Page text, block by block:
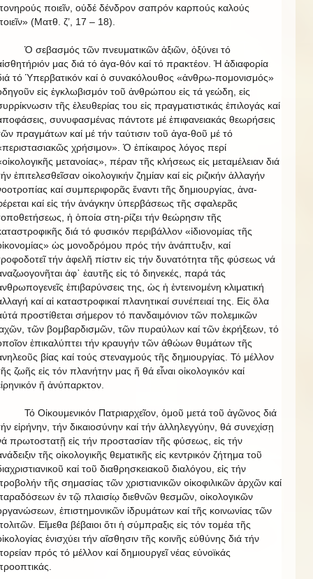
ποιεῖν, οὐδέ δένδρον σαπρόν καρπούς καλούς
(Ματθ. ζ’, 17 – 18).
σεβασμός τῶν πνευματικῶν ἀξιῶν, ὀξύνει τό
μας διά τό ἀγα-θόν καί τό πρακτέον. Ἡ ἀδιαφορία
τό Ὑπερβατικόν καί ὁ συνακόλουθος «ἀνθρω-πομονισμός»
εἰς ἐγκλωβισμόν τοῦ ἀνθρώπου εἰς τά γεώδη, εἰς
τῆς ἐλευθερίας του εἰς πραγματιστικάς ἐπιλογάς καί
συνυφασμένας πάντοτε μέ ἐπιφανειακάς θεωρήσεις
πραγμάτων καί μέ τήν ταύτισιν τοῦ ἀγα-θοῦ μέ τό
χρήσιμον». Ὁ ἐπίκαιρος λόγος περί
μετανοίας», πέραν τῆς κλήσεως εἰς μεταμέλειαν διά
ἐπιτελεσθεῖσαν οἰκολογικήν ζημίαν καί εἰς ριζικήν ἀλλαγήν
καί συμπεριφορᾶς ἔναντι τῆς δημιουργίας, ἀνα-
καί εἰς τήν ἀνάγκην ὑπερβάσεως τῆς σφαλερᾶς
ἡ ὁποία στη-ρίζει τήν θεώρησιν τῆς
διά τό φυσικόν περιβάλλον «ἰδιονομίας τῆς
ὡς μονοδρόμου πρός τήν ἀνάπτυξιν, καί
τήν ἀφελῆ πίστιν εἰς τήν δυνατότητα τῆς φύσεως νά
ἀφ᾿ ἑαυτῆς εἰς τό διηνεκές, παρά τάς
ἐπιβαρύνσεις της, ὡς ἡ ἐντεινομένη κλιματική
καί αἱ καταστροφικαί πλανητικαί συνέπειαί της. Εἰς ὅλα
προστίθεται σήμερον τό πανδαιμόνιον τῶν πολεμικῶν
τῶν βομβαρδισμῶν, τῶν πυραύλων καί τῶν ἐκρήξεων, τό
ἐπικαλύπτει τήν κραυγήν τῶν ἀθώων θυμάτων τῆς
βίας καί τούς στεναγμούς τῆς δημιουργίας. Τό μέλλον
ζωῆς εἰς τόν πλανήτην μας ἤ θά εἶναι οἰκολογικόν καί
ἤ ἀνύπαρκτον.
Οἰκουμενικόν Πατριαρχεῖον, ὁμοῦ μετά τοῦ ἀγῶνος διά
εἰρήνην, τήν δικαιοσύνην καί τήν ἀλληλεγγύην, θά συνεχίσῃ
πρωτοστατῇ εἰς τήν προστασίαν τῆς φύσεως, εἰς τήν
τῆς οἰκολογικῆς θεματικῆς εἰς κεντρικόν ζήτημα τοῦ
καί τοῦ διαθρησκειακοῦ διαλόγου, εἰς τήν
τῆς σημασίας τῶν χριστιανικῶν οἰκοφιλικῶν ἀρχῶν καί
ἐν τῷ πλαισίῳ διεθνῶν θεσμῶν, οἰκολογικῶν
ἐπιστημονικῶν ἱδρυμάτων καί τῆς κοινωνίας τῶν
Εἴμεθα βέβαιοι ὅτι ἡ σύμπραξις εἰς τόν τομέα τῆς
ἐνισχύει τήν αἴσθησιν τῆς κοινῆς εὐθύνης διά τήν
πρός τό μέλλον καί δημιουργεῖ νέας εὐνοϊκάς